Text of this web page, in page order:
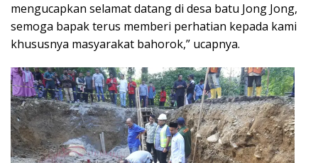
mengucapkan selamat datang di desa batu Jong Jong,
semoga bapak terus memberi perhatian kepada kami
khususnya masyarakat bahorok,” ucapnya.